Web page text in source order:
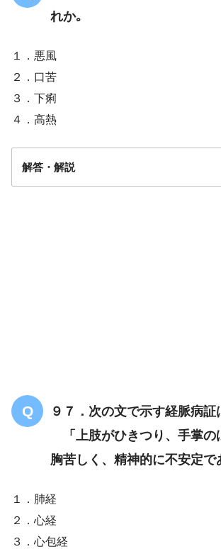
れか｡
１．悪風
２．口苦
３．下痢
４．高熱
解答・解説
９７．次の文で示す経脈病証
「上肢がひきつり、手掌の
胸苦しく、精神的に不安定で
１．肺経
２．心経
３．心包経